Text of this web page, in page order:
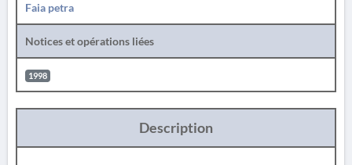
Faia petra
Notices et opérations liées
1998
Description